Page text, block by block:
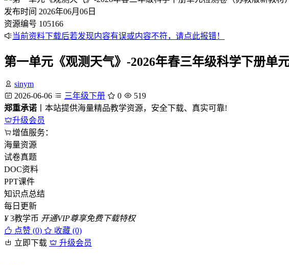
发布时间 2026年06月06日
资源编号 105166
当前资料下载后若发现内容有误或内容不符，请点此报错！
第一单元《观测天气》-2026年春三年级科学下册单
sinym
2026-06-06
三年级下册 0
519
郑重承诺 丨本站提供海量精品教学资源，安全下载、真实可靠!
升级会员
增值服务：
海量资源
试卷真题
DOC资料
PPT课件
知识点总结
每日更新
¥ 3教学币 开通VIP尊享免费下载特权
点赞 (0)
收藏 (0)
立即下载
升级会员